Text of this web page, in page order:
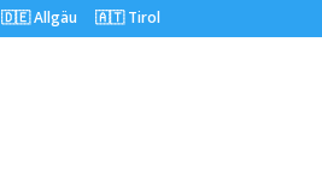
🇩🇪 Allgäu 🇦🇹 Tirol